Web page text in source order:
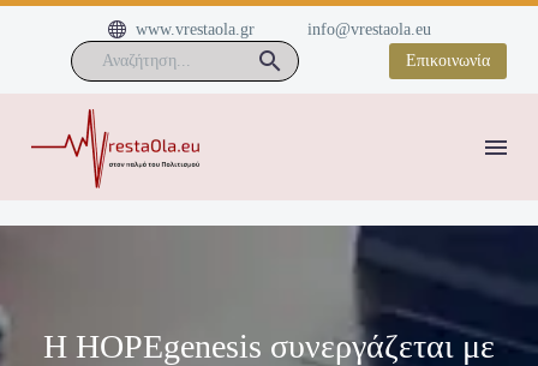

 www.vrestaola.gr
info@vrestaola.eu
Επικοινωνία
H HOPEgenesis συνεργάζεται με